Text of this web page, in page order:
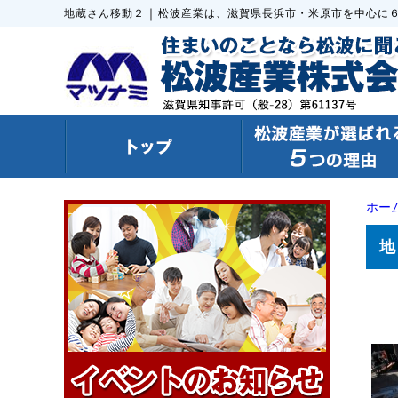
地蔵さん移動２ ｜ 松波産業は、滋賀県長浜市・米原市を中心に
ホー